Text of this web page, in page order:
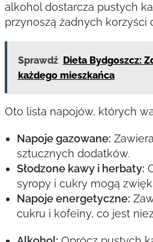
alkohol dostarcza pustych
przynoszą żadnych korzyści
Sprawdź Dieta Bydgoszcz:
każdego mieszkańca
Oto lista napojów, których
Napoje gazowane:
sztucznych dodatków.
Słodzone kawy i herbaty:
syropy i cukry mogą
Napoje energetyczne:
cukru i kofeiny, co jest